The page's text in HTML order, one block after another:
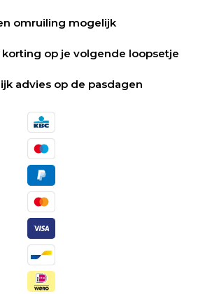
omruiling mogelijk
korting op je volgende loopsetje
advies op de pasdagen